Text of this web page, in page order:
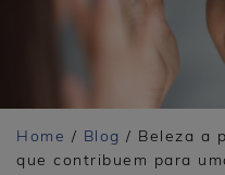
Home / Blog / Beleza a
que contribuem para